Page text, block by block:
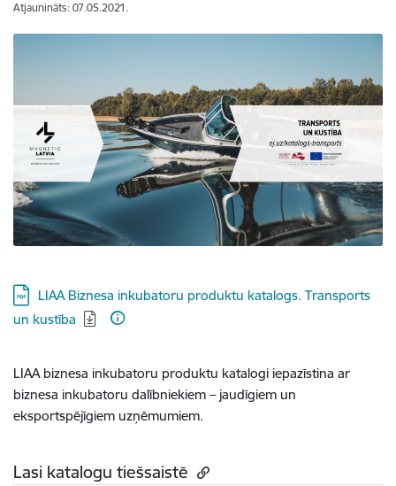
Atjaunināts: 07.05.2021.
Lejupielādēt:
LIAA Biznesa inkubatoru produktu katalogs. Transports
un kustība
LIAA biznesa inkubatoru produktu katalogi iepazīstina ar
biznesa inkubatoru dalībniekiem – jaudīgiem un
eksportspējīgiem uzņēmumiem.
Lasi katalogu tiešsaistē